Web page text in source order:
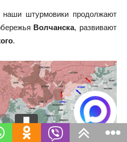
наши штурмовики продолжают
Волчанска, развивают
.